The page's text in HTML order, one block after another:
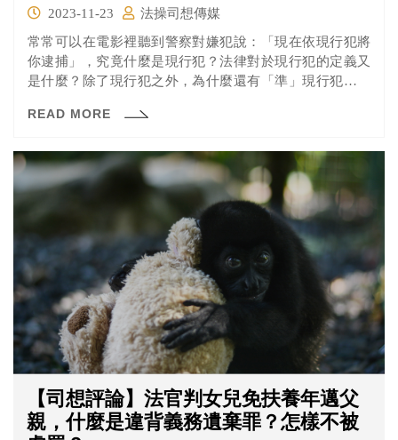
2023-11-23
法操司想傳媒
常常可以在電影裡聽到警察對嫌犯說：「現在依現行犯將
你逮捕」，究竟什麼是現行犯？法律對於現行犯的定義又
是什麼？除了現行犯之外，為什麼還有「準」現行犯的規
READ MORE
【司想評論】法官判女兒免扶養年邁父
親，什麼是違背義務遺棄罪？怎樣不被